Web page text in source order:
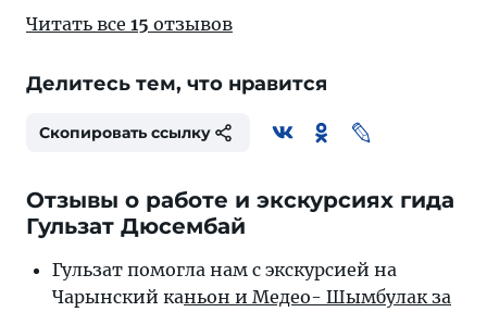
Читать все 15 отзывов
Делитесь тем, что нравится
Скопировать ссылку
Отзывы о работе и экскурсиях гида
Гульзат Дюсембай
Гульзат помогла нам с экскурсией на
Чарынский каньон и Медео- Шымбулак за